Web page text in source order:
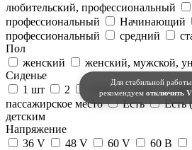
Для стабильной работы
рекомендуем отключить
любительский, профессиональный
профессиональный
Начинающий
профессиональный
средний
Пол
женский
женский, мужской,
Сиденье
1 шт
2 2 шт 2 шт.
пассажирское место
Есть Есть
детским
Напряжение
36 V
48 V 60 V 60 В